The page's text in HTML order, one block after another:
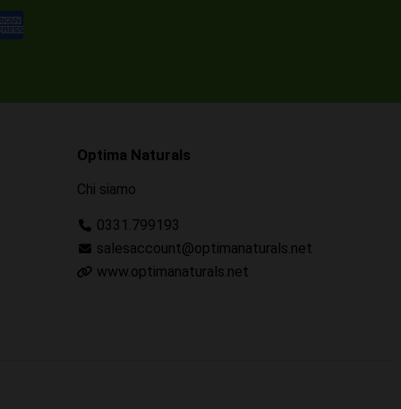
Optima Naturals
Chi siamo
0331.799193
salesaccount@optimanaturals.net
www.optimanaturals.net